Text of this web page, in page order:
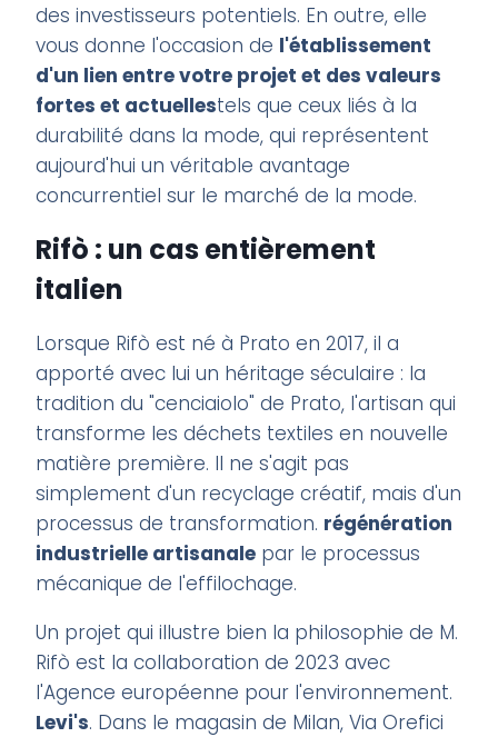
des investisseurs potentiels. En outre, elle
vous donne l'occasion de l'établissement
d'un lien entre votre projet et des valeurs
fortes et actuellestels que ceux liés à la
durabilité dans la mode, qui représentent
aujourd'hui un véritable avantage
concurrentiel sur le marché de la mode.
Rifò : un cas entièrement
italien
Lorsque Rifò est né à Prato en 2017, il a
apporté avec lui un héritage séculaire : la
tradition du "cenciaiolo" de Prato, l'artisan qui
transforme les déchets textiles en nouvelle
matière première. Il ne s'agit pas
simplement d'un recyclage créatif, mais d'un
processus de transformation. régénération
industrielle artisanale par le processus
mécanique de l'effilochage.
Un projet qui illustre bien la philosophie de M.
Rifò est la collaboration de 2023 avec
l'Agence européenne pour l'environnement.
Levi's. Dans le magasin de Milan, Via Orefici